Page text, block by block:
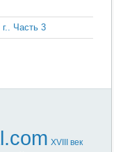
Часть 3
XVIII век